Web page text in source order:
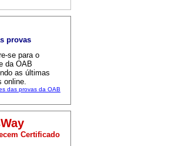
provas
se para o
da OAB
as últimas
online.
das provas da OAB
Certificado